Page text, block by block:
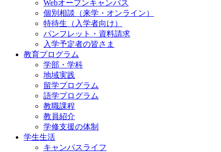
Webオープンキャンパス
個別相談（来学・オンライン）
特待生（入学者向け）
パンフレット・資料請求
入学予定者の皆さま
教育プログラム
学部・学科
地域実践
留学プログラム
語学プログラム
教職課程
教員紹介
学修支援の体制
学生生活
キャンパスライフ